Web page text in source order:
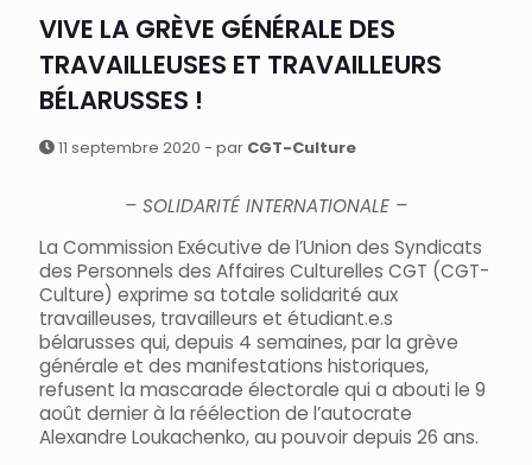
VIVE LA GRÈVE GÉNÉRALE DES
TRAVAILLEUSES ET TRAVAILLEURS
BÉLARUSSES !
11 septembre 2020 - par CGT-Culture
– SOLIDARITÉ INTERNATIONALE –
La Commission Exécutive de l’Union des Syndicats
des Personnels des Affaires Culturelles CGT (CGT-
Culture) exprime sa totale solidarité aux
travailleuses, travailleurs et étudiant.e.s
bélarusses qui, depuis 4 semaines, par la grève
générale et des manifestations historiques,
refusent la mascarade électorale qui a abouti le 9
août dernier à la réélection de l’autocrate
Alexandre Loukachenko, au pouvoir depuis 26 ans.